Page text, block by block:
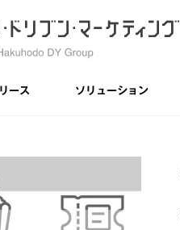
ース ソリューション